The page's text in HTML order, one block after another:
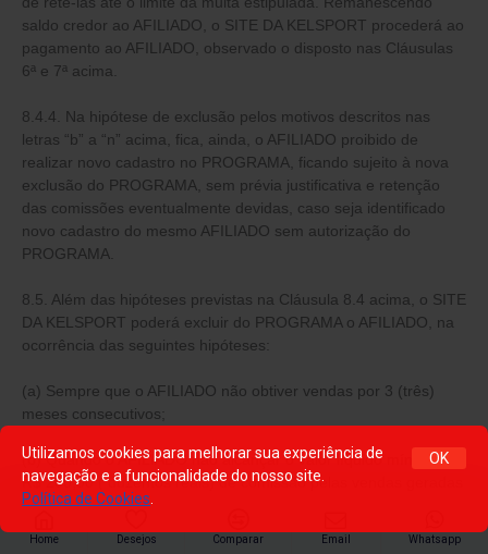
saldo credor ao AFILIADO, o SITE DA KELSPORT procederá ao
pagamento ao AFILIADO, observado o disposto nas Cláusulas
6ª e 7ª acima.
8.4.4. Na hipótese de exclusão pelos motivos descritos nas
letras “b” a “n” acima, fica, ainda, o AFILIADO proibido de
realizar novo cadastro no PROGRAMA, ficando sujeito à nova
exclusão do PROGRAMA, sem prévia justificativa e retenção
das comissões eventualmente devidas, caso seja identificado
novo cadastro do mesmo AFILIADO sem autorização do
PROGRAMA.
8.5. Além das hipóteses previstas na Cláusula 8.4 acima, o SITE
DA KELSPORT poderá excluir do PROGRAMA o AFILIADO, na
ocorrência das seguintes hipóteses:
(a) Sempre que o AFILIADO não obtiver vendas por 3 (três)
meses consecutivos;
(b) Quando o AFILIADO não alcançar o valor líquido mínimo de
R$ 200,00 ( duzentos reais) de comissão pelas vendas geradas
a partir dolinkdo SITE DO AFILIADO, no período de 6 (seis)
Home Desejos Comparar Email Whatsapp
OK
Utilizamos cookies para melhorar sua experiência de
navegação e a funcionalidade do nosso site.
Política de Cookies